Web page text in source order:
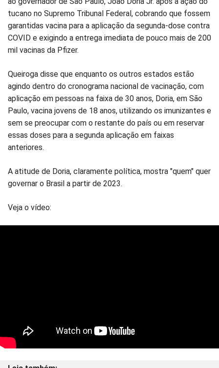
tucano no Supremo Tribunal Federal, cobrando que fossem
garantidas vacina para a aplicação da segunda-dose contra
COVID e exigindo a entrega imediata de pouco mais de 200
mil vacinas da Pfizer.
Queiroga disse que enquanto os outros estados estão
agindo dentro do cronograma nacional de vacinação, com
aplicação em pessoas na faixa de 30 anos, Doria, em São
Paulo, vacina jovens de 18 anos, utilizando os imunizantes e
sem se preocupar com o restante do país ou em reservar
essas doses para a segunda aplicação em faixas
anteriores.
A atitude de Doria, claramente política, mostra "quem" quer
governar o Brasil a partir de 2023.
Veja o vídeo: